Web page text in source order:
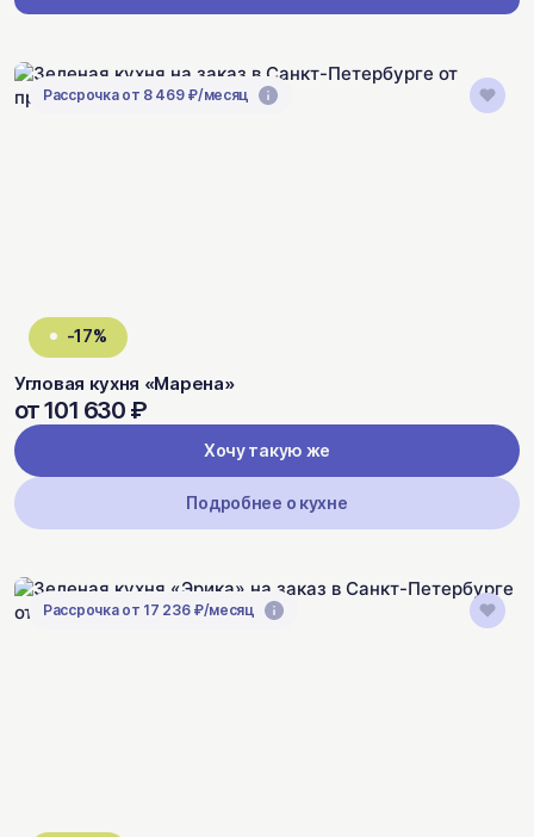
Рассрочка от 8 469 ₽/месяц
-17%
Угловая кухня «Марена»
от 101 630 ₽
Хочу такую же
Подробнее о кухне
Рассрочка от 17 236 ₽/месяц